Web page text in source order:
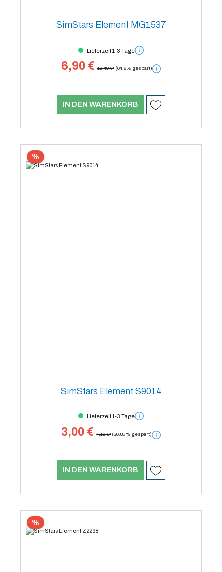
SimStars Element MG1537
Lieferzeit 1-3 Tage
6,90 € 19,49 €* (64.6% gespart)
IN DEN WARENKORB
%
SimStars Element S9014
Lieferzeit 1-3 Tage
3,00 € 4,10 €* (26.83% gespart)
IN DEN WARENKORB
%